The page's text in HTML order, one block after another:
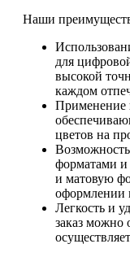
Наши
для
высокой
каждом
Применение
цветов на
форматами и
и матовую
оформлении
Легкость и
заказ можно